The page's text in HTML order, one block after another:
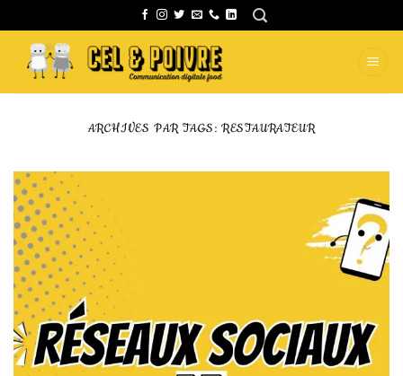
au
contenu
ARCHIVES PAR TAGS: RESTAURATEUR